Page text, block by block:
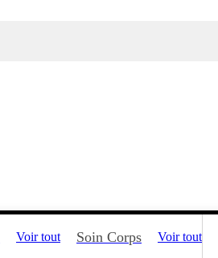
Voir tout Soin Corps Voir tout